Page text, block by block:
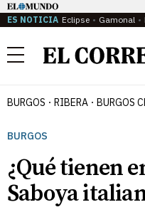
ES NOTICIA Eclipse Gamonal
Menú
BURGOS RIBERA BURGOS
BURGOS
¿Qué tienen
Saboya